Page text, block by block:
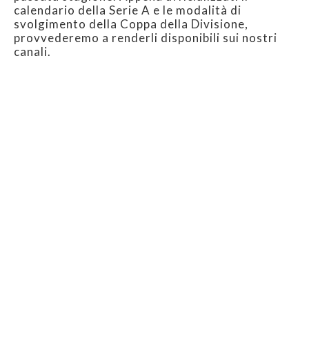
calendario della Serie A e le modalità di
svolgimento della Coppa della Divisione,
provvederemo a renderli disponibili sui nostri
canali.